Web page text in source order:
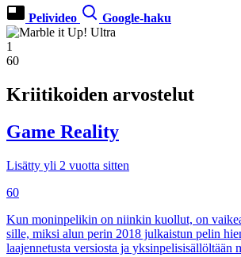
Pelivideo Google-haku
1
60
Kriitikoiden arvostelut
Game Reality
Lisätty yli 2 vuotta sitten
60
Kun moninpelikin on niinkin kuollut, on
sille, miksi alun perin 2018 julkaistun pelin
laajennetusta versiosta ja yksinpelisisällöltään